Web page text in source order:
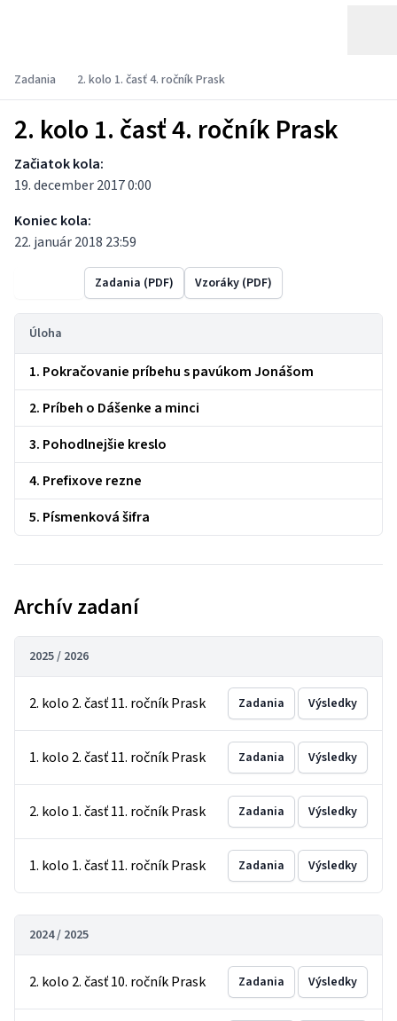
Zadania 2. kolo 1. časť 4. ročník Prask
2. kolo 1. časť 4. ročník Prask
Začiatok kola:
19. december 2017 0:00
Koniec kola:
22. január 2018 23:59
Zadania (PDF) Vzoráky (PDF)
Úloha
1. Pokračovanie príbehu s pavúkom Jonášom
2. Príbeh o Dášenke a minci
3. Pohodlnejšie kreslo
4. Prefixove rezne
5. Písmenková šifra
Archív zadaní
2025 / 2026
2. kolo 2. časť 11. ročník Prask Zadania Výsledky
1. kolo 2. časť 11. ročník Prask Zadania Výsledky
2. kolo 1. časť 11. ročník Prask Zadania Výsledky
1. kolo 1. časť 11. ročník Prask Zadania Výsledky
2024 / 2025
2. kolo 2. časť 10. ročník Prask Zadania Výsledky